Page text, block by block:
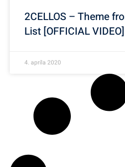
2CELLOS – Theme
List [OFFICIAL VIDEO]
4. apríla 2020